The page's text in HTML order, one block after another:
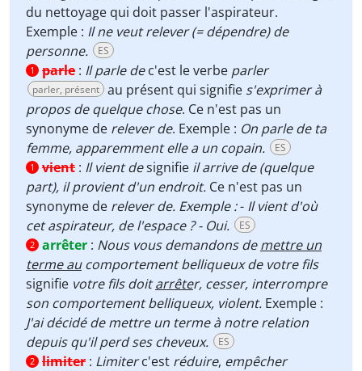
du nettoyage qui doit passer l'aspirateur.
Exemple : Il ne veut relever (= dépendre) de
personne.
ES
1 parle : Il parle dec'est le verbe parler
parler, présent au présent qui signifie s'exprimer à
propos de quelque chose. Ce n'est pas un
synonyme de relever de. Exemple : On parle de ta
femme, apparemment elle a un copain.
ES
1 vient : Il vient designifie ilarrive de (quelque
part), il provient d'un endroit. Ce n'est pas un
synonyme de relever de. Exemple :- Il vient d'où
cet aspirateur, de l'espace ? - Oui.
ES
2 arrêter : Nous vous demandons demettre un
terme aucomportement belliqueux de votre fils
signifie votre fils doitarrêter, cesser, interrompre
son comportement belliqueux, violent. Exemple :
J'ai décidé de mettre un terme à notre relation
depuis qu'il perd ses cheveux.
ES
2 limiter : Limiterc'est réduire, empêcher